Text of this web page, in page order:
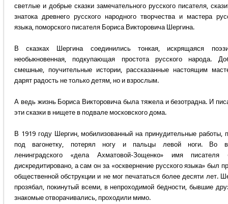
светлые и добрые сказки замечательного русского писателя,
знатока древнего русского народного творчества и мастера
языка, поморского писателя Бориса Викторовича Шергина.
В сказках Шергина соединились тонкая, искрящаяся
необыкновенная, подкупающая простота русского народа.
смешные, поучительные истории, рассказанные настоящим
дарят радость не только детям, но и взрослым.
А ведь жизнь Бориса Викторовича была тяжела и безотрадна. И
эти сказки в нищете в подвале московского дома.
В 1919 году Шергин, мобилизованный на принудительные работы,
под вагонетку, потерял ногу и пальцы левой ноги. Во
ленинградского «дела Ахматовой-Зощенко» имя писателя
дискредитировано, а сам он за «осквернение русского языка» был
общественной обструкции и не мог печататься более десяти лет.
прозябал, покинутый всеми, в непроходимой бедности, бывшие
знакомые отворачивались, проходили мимо.